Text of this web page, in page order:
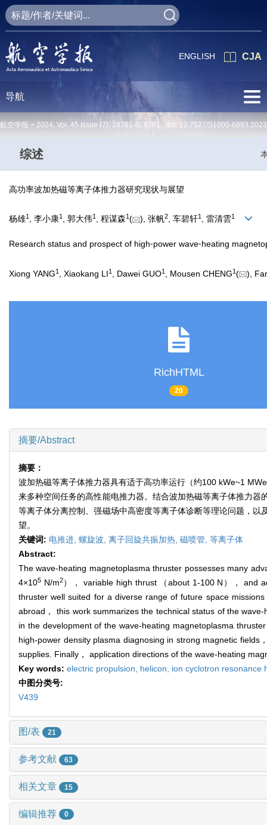
CJA
ENGLISH
导航
航空学报 > 2024, Vol. 45 Issue (7): 28761-028761 doi: 10.7527/S1000-
综述
高功率波加热磁等离子体推力器研究现状与展望
杨雄1 , 李小康1 , 郭大伟1 , 程谋森1( ), 张帆2, 车碧轩1 , 雷清雲1
Research status and prospect of high⁃power wave⁃heating
Xiong YANG1 , Xiaokang LI1 , Dawei GUO1 , Mousen CHENG1( ),
RichHTML
20
摘要/Abstract
摘要：
波加热磁等离子体推力器具有适于高功率运行（约100 kWe~1
来多种空间任务的高性能电推力器。结合波加热磁等离子体推力
等离子体分离控制、强磁场中高密度等离子体诊断等理论问题，
望。
关键词: 电推进, 螺旋波, 离子回旋共振加热, 磁喷管, 等离子体
Abstract:
The wave-heating magnetoplasma thruster possesses many
4×105 N/m2）， variable high thrust （about 1-100 N）， and
thruster well suited for a diverse range of future space
abroad， this work summarizes the technical status of the
in the development of the wave-heating magnetoplasma
high-power density plasma diagnosing in strong magnetic
supplies. Finally， application directions of the wave-heating
Key words: electric propulsion, helicon, ion cyclotron resonance
中图分类号:
V439
图/表 21
参考文献 63
相关文章 15
编辑推荐 0